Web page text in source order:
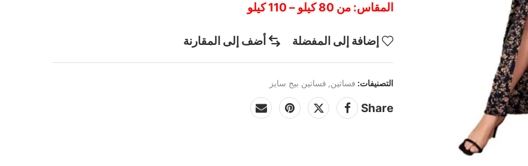
المقاس: من 80 كيلو – 110 كيلو
إضافة إلى المفضلة أضف إلى المقارنة
التصنيفات: فساتين, فساتين بيج سايز
Share